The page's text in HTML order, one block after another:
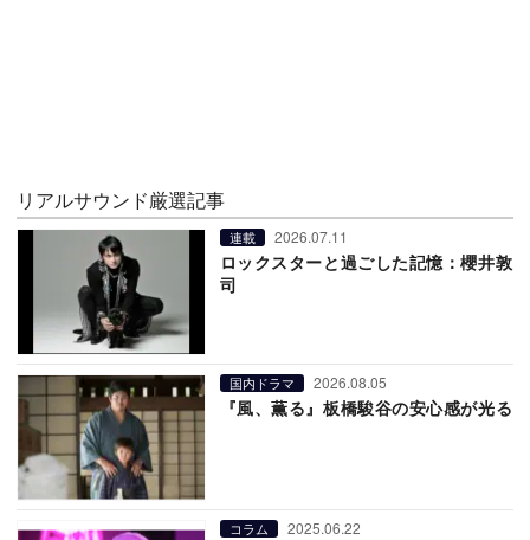
リアルサウンド厳選記事
連載 2026.07.11
ロックスターと過ごした記憶：櫻井敦
司
国内ドラマ 2026.08.05
『風、薫る』板橋駿谷の安心感が光る
コラム 2025.06.22